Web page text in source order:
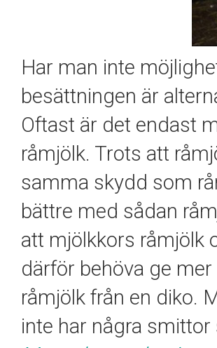
Har man inte
besättningen är
Oftast är det endast
råmjölk. Trots att
samma skydd som
bättre med sådan
att mjölkkors råmjölk
därför behöva ge
råmjölk från en diko.
inte har några